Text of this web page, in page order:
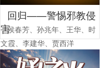
回归——警惕邪教侵
害侯春芳、孙兆年、王华、时
文霞、李建华、贾西洋